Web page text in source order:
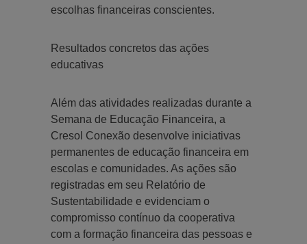
escolhas financeiras conscientes.
Resultados concretos das ações
educativas
Além das atividades realizadas durante a
Semana de Educação Financeira, a
Cresol Conexão desenvolve iniciativas
permanentes de educação financeira em
escolas e comunidades. As ações são
registradas em seu Relatório de
Sustentabilidade e evidenciam o
compromisso contínuo da cooperativa
com a formação financeira das pessoas e